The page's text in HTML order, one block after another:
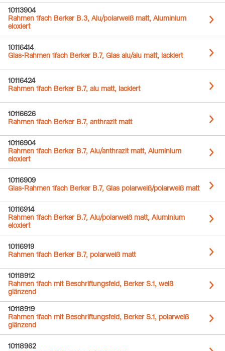
10113904
Rahmen 1fach Berker B.3, Alu/polarweiß matt, Aluminium
eloxiert
10116414
Glas-Rahmen 1fach Berker B.7, Glas alu/alu matt, lackiert
10116424
Rahmen 1fach Berker B.7, alu matt, lackiert
10116626
Rahmen 1fach Berker B.7, anthrazit matt
10116904
Rahmen 1fach Berker B.7, Alu/anthrazit matt, Aluminium
eloxiert
10116909
Glas-Rahmen 1fach Berker B.7, Glas polarweiß/polarweiß matt
10116914
Rahmen 1fach Berker B.7, Alu/polarweiß matt, Aluminium
eloxiert
10116919
Rahmen 1fach Berker B.7, polarweiß matt
10118912
Rahmen 1fach mit Beschriftungsfeld, Berker S.1, weiß
glänzend
10118919
Rahmen 1fach mit Beschriftungsfeld, Berker S.1, polarweiß
glänzend
10118962